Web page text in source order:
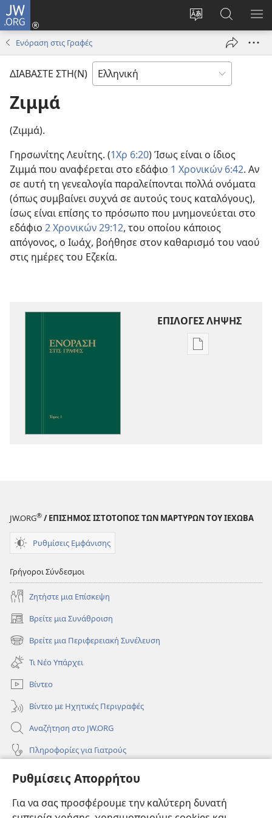
Ρυθμίσεις Απορρήτου
Για να σας προσφέρουμε την καλύτερη δυνατή
JW.ORG
Αλλαγή
γλώσσας
ιστότοπου
Σύνδεση
(ανοίγει
παράθυρο)
στο
JW.ORG
Ενόραση στις Γραφές
ΔΙΑΒΑΣΤΕ ΣΤΗ(Ν)
Ζιμμά
(Ζιμμά).
Γηρσωνίτης Λευίτης. (1Χρ 6:20) Ίσως είναι ο ίδιος
Ζιμμά που αναφέρεται στο εδάφιο 1 Χρονικών 6:42. Αν
σε αυτή τη γενεαλογία παραλείπονται πολλά ονόματα
(όπως συμβαίνει συχνά σε αυτούς τους καταλόγους),
ίσως είναι επίσης το πρόσωπο που μνημονεύεται στο
εδάφιο 2 Χρονικών 29:12, του οποίου κάποιος
απόγονος, ο Ιωάχ, βοήθησε στον καθαρισμό του ναού
στις ημέρες του Εζεκία.
ΕΠΙΛΟΓΕΣ ΛΗΨΗΣ
Επιλογές
JW.ORG® / ΕΠΙΣΗΜΟΣ ΙΣΤΟΤΟΠΟΣ ΤΩΝ ΜΑΡΤΥΡΩΝ ΤΟΥ ΙΕΧΩΒΑ
Ρυθμίσεις Εμφάνισης
Γρήγοροι Σύνδεσμοι
Ζητήστε μια Επίσκεψη
Βρείτε μια Συνάθροιση
(ανοίγει
νέο
παράθυρο)
Βρείτε μια Περιφερειακή Συνέλευση
(ανοίγει
νέο
παράθυρο)
Τι Νέο Υπάρχει
Βίντεο
Βίντεο με Ηχητικές Περιγραφές
Αναζήτηση στο JW.ORG
Πληροφορίες για Γιατρούς
Πληροφορίες για Επίσημους Φορείς και ΜΜΕ